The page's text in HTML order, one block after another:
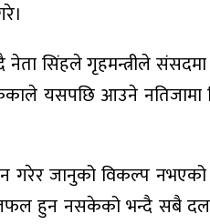
सिंहले गृहमन्त्रीले संसदमा
यसपछि आउने
गरेर जानुको विकल्प
हुन नसकेको भन्दै सबै